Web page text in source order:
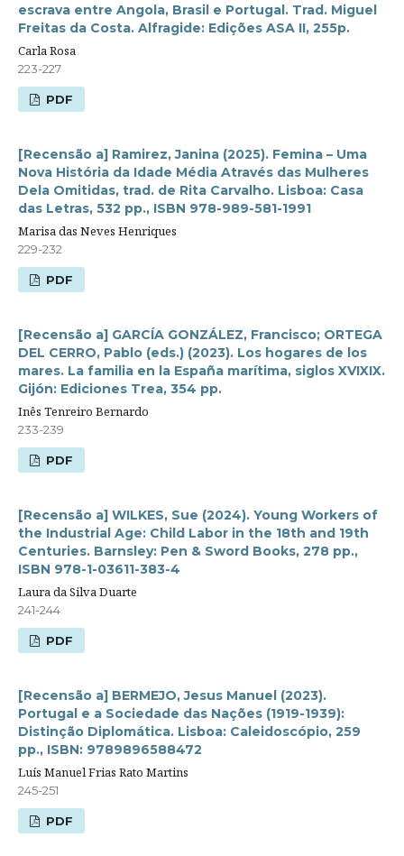
escrava entre Angola, Brasil e Portugal. Trad. Miguel
Freitas da Costa. Alfragide: Edições ASA II, 255p.
Carla Rosa
223-227
PDF
[Recensão a] Ramirez, Janina (2025). Femina – Uma
Nova História da Idade Média Através das Mulheres
Dela Omitidas, trad. de Rita Carvalho. Lisboa: Casa
das Letras, 532 pp., ISBN 978-989-581-1991
Marisa das Neves Henriques
229-232
PDF
[Recensão a] GARCÍA GONZÁLEZ, Francisco; ORTEGA
DEL CERRO, Pablo (eds.) (2023). Los hogares de los
mares. La familia en la España marítima, siglos XVIXIX.
Gijón: Ediciones Trea, 354 pp.
Inês Tenreiro Bernardo
233-239
PDF
[Recensão a] WILKES, Sue (2024). Young Workers of
the Industrial Age: Child Labor in the 18th and 19th
Centuries. Barnsley: Pen & Sword Books, 278 pp.,
ISBN 978-1-03611-383-4
Laura da Silva Duarte
241-244
PDF
[Recensão a] BERMEJO, Jesus Manuel (2023).
Portugal e a Sociedade das Nações (1919-1939):
Distinção Diplomática. Lisboa: Caleidoscópio, 259
pp., ISBN: 9789896588472
Luís Manuel Frias Rato Martins
245-251
PDF